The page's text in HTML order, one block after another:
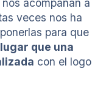
acompañan a
veces nos ha
para que
que una
con el logo